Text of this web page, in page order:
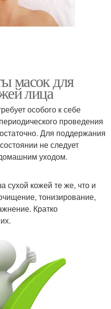
масок для
лица
особого к себе
проведения
Для поддержания
не следует
уходом.
сухой кожей те же, что и
тонизирование,
Кратко